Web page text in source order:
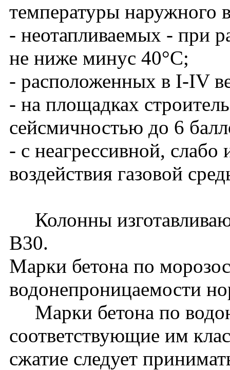
температуры наружного
- неотапливаемых - при
не ниже минус 40°С;
- расположенных в I-IV
- на площадках
сейсмичностью до 6
- с неагрессивной, слабо
воздействия газовой
Колонны
В30.
Марки бетона по
водонепроницаемости
Марки бетона по
соответствующие им
сжатие следует